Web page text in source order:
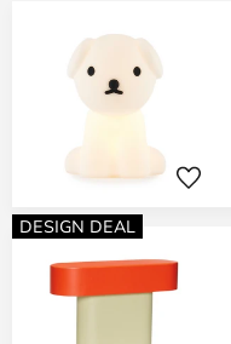
DESIGN DEAL